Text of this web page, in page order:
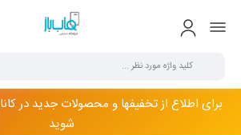
برای اطلاع از تخفیفها و محصولات جدید در
شوید